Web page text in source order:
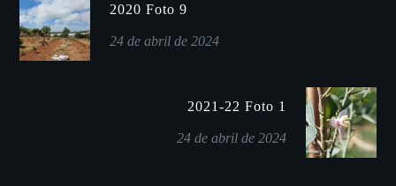
2020 Foto 9
24 de abril de 2024
2021-22 Foto 1
24 de abril de 2024